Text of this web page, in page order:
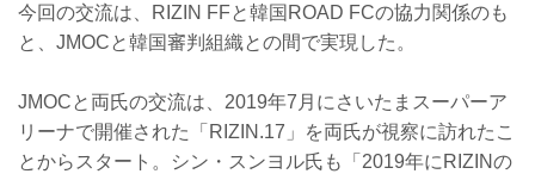
今回の交流は、RIZIN FFと韓国ROAD FCの協力関係のも
と、JMOCと韓国審判組織との間で実現した。
JMOCと両氏の交流は、2019年7月にさいたまスーパーア
リーナで開催された「RIZIN.17」を両氏が視察に訪れたこ
とからスタート。シン・スンヨル氏も「2019年にRIZINの